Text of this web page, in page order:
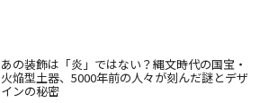
あの装飾は「炎」ではない？縄文時代の国宝・
火焔型土器、5000年前の人々が刻んだ謎とデザ
インの秘密